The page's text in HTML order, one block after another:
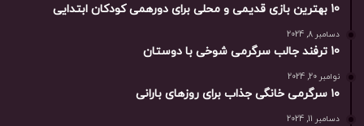
10 بهترین بازی‌ قدیمی و محلی برای دورهمی کودکان ابتدایی
دسامبر 8, 2024
10 ترفند جالب سرگرمی شوخی با دوستان
نوامبر 20, 2024
۱۰ سرگرمی خانگی جذاب برای روزهای بارانی
دسامبر 11, 2024